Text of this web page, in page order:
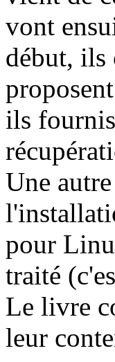
vont
début, ils
ils
Une
pour
traité
Le livre
leur